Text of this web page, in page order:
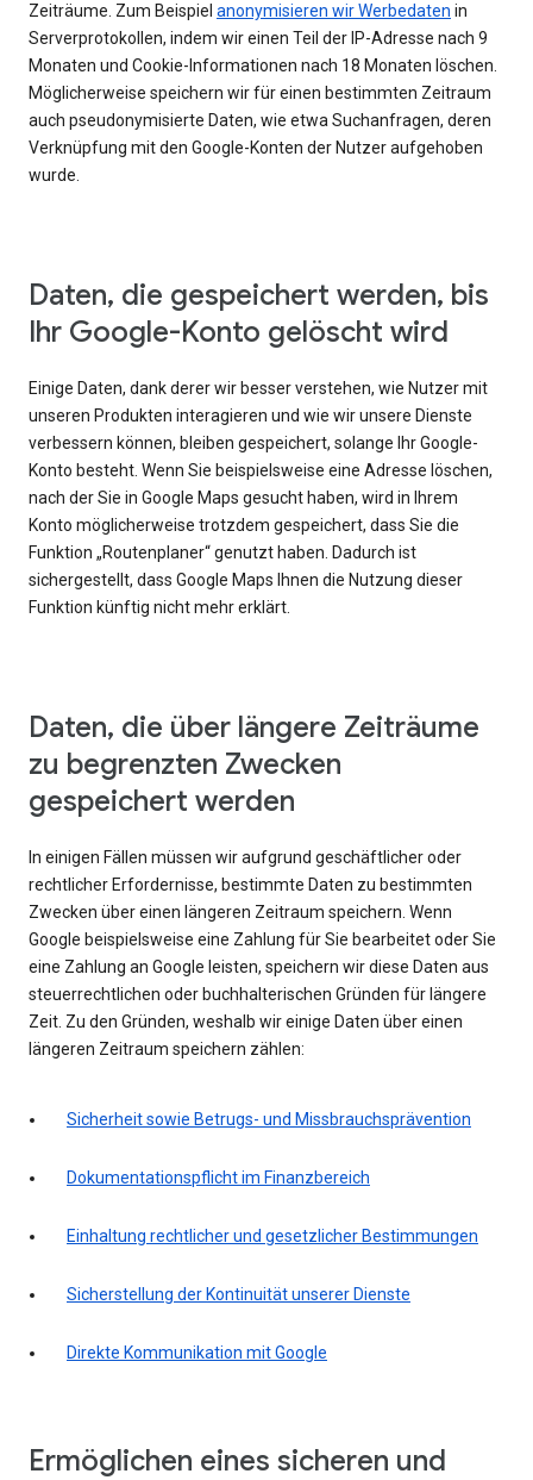
Zeiträume. Zum Beispiel anonymisieren wir Werbedaten in
Serverprotokollen, indem wir einen Teil der IP-Adresse nach 9
Monaten und Cookie-Informationen nach 18 Monaten löschen.
Möglicherweise speichern wir für einen bestimmten Zeitraum
auch pseudonymisierte Daten, wie etwa Suchanfragen, deren
Verknüpfung mit den Google-Konten der Nutzer aufgehoben
wurde.
Daten, die gespeichert werden, bis
Ihr Google-Konto gelöscht wird
Einige Daten, dank derer wir besser verstehen, wie Nutzer mit
unseren Produkten interagieren und wie wir unsere Dienste
verbessern können, bleiben gespeichert, solange Ihr Google-
Konto besteht. Wenn Sie beispielsweise eine Adresse löschen,
nach der Sie in Google Maps gesucht haben, wird in Ihrem
Konto möglicherweise trotzdem gespeichert, dass Sie die
Funktion „Routenplaner“ genutzt haben. Dadurch ist
sichergestellt, dass Google Maps Ihnen die Nutzung dieser
Funktion künftig nicht mehr erklärt.
Daten, die über längere Zeiträume
zu begrenzten Zwecken
gespeichert werden
In einigen Fällen müssen wir aufgrund geschäftlicher oder
rechtlicher Erfordernisse, bestimmte Daten zu bestimmten
Zwecken über einen längeren Zeitraum speichern. Wenn
Google beispielsweise eine Zahlung für Sie bearbeitet oder Sie
eine Zahlung an Google leisten, speichern wir diese Daten aus
steuerrechtlichen oder buchhalterischen Gründen für längere
Zeit. Zu den Gründen, weshalb wir einige Daten über einen
längeren Zeitraum speichern zählen:
Sicherheit sowie Betrugs- und Missbrauchsprävention
Dokumentationspflicht im Finanzbereich
Einhaltung rechtlicher und gesetzlicher Bestimmungen
Sicherstellung der Kontinuität unserer Dienste
Direkte Kommunikation mit Google
Ermöglichen eines sicheren und